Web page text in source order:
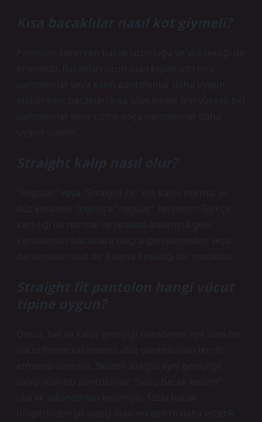
Kısa bacaklılar nasıl kot giymeli?
Pantolon seçerken bacak uzunluğu ve yüksekliği de
önemlidir. Bacakları uzun olan kişiler için kısa
pantolonlar veya kapri pantolonlar daha uygun
olabilirken, bacakları kısa olan kişiler için yüksek bel
pantolonlar veya çizme paça pantolonlar daha
uygun olabilir.
Straight kalıp nasıl olur?
“Regular” veya “Straight Fit” kot kalıbı normal ve
düz kesimdir. İngilizce “regular” teriminin Türkçe
karşılığı da normal ve sıradan anlamına gelir.
Pantolonun bacaklara doğru genişlemeden veya
daralmadan düz bir kalıpta kesildiği bir modeldir.
Straight fit pantolon hangi vücut
tipine uygun?
Omuz, bel ve kalça genişliği neredeyse eşit olan bir
vücut tipine sahipseniz, düz pantolonları tercih
etmenizi öneririz. Belden aşağısı aynı genişliğe
sahip olan bu pantolonlar, “boru bacak kesimi”
olarak adlandırılan kesimiyle, fazla bacak
bölgesinden şikayetçi olan erkeklere daha estetik